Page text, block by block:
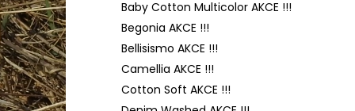
í
p
a
n
Baby Cotton Multicolor AKCE !!!
Begonia AKCE !!!
Bellisismo AKCE !!!
Camellia AKCE !!!
Cotton Soft AKCE !!!